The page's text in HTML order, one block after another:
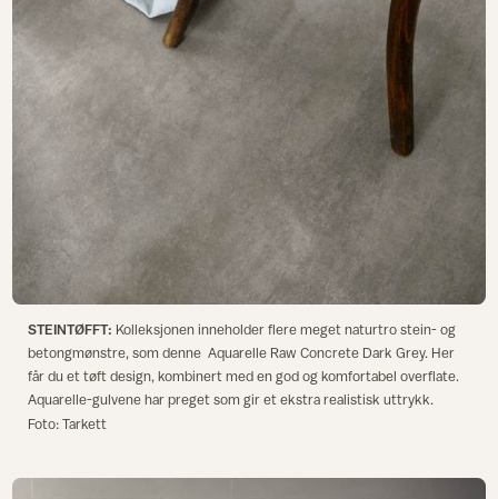
STEINTØFFT: Kolleksjonen inneholder flere meget naturtro stein- og
betongmønstre, som denne Aquarelle Raw Concrete Dark Grey. Her
får du et tøft design, kombinert med en god og komfortabel overflate.
Aquarelle-gulvene har preget som gir et ekstra realistisk uttrykk.
Foto: Tarkett